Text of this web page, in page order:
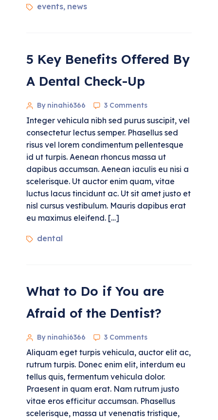
events, news
5 Key Benefits Offered By
A Dental Check-Up
By ninahi6366 3 Comments
Integer vehicula nibh sed purus suscipit, vel
consectetur lectus semper. Phasellus sed
risus vel lorem condimentum pellentesque
id ut turpis. Aenean rhoncus massa ut
dapibus accumsan. Aenean iaculis eu nisi a
scelerisque. Ut auctor enim quam, vitae
luctus lacus tincidunt ac. Ut sit amet justo et
nisl cursus vestibulum. Mauris dapibus erat
eu maximus eleifend. […]
dental
What to Do if You are
Afraid of the Dentist?
By ninahi6366 3 Comments
Aliquam eget turpis vehicula, auctor elit ac,
rutrum turpis. Donec enim elit, interdum eu
tellus quis, fermentum vehicula dolor.
Praesent in quam erat. Nam rutrum justo
vitae eros efficitur accumsan. Phasellus
scelerisque, massa ut venenatis tristique,